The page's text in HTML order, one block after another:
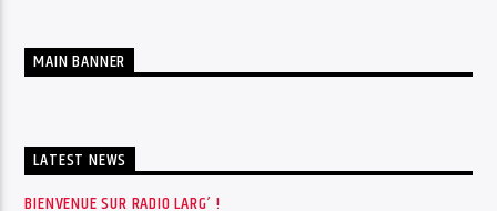
MAIN BANNER
LATEST NEWS
BIENVENUE SUR RADIO LARG’ !